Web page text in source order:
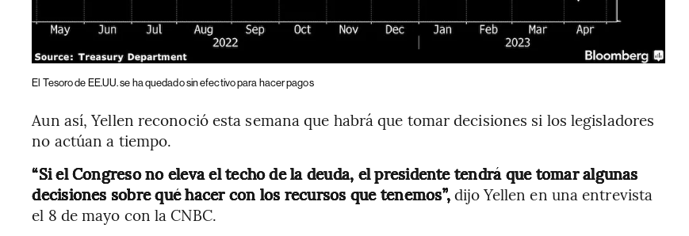
El Tesoro de EE.UU. se ha quedado sin efectivo para hacer pagos
Aun así, Yellen reconoció esta semana que habrá que tomar decisiones si los legisladores
no actúan a tiempo.
“Si el Congreso no eleva el techo de la deuda, el presidente tendrá que tomar algunas
decisiones sobre qué hacer con los recursos que tenemos”,dijo Yellen en una entrevista
el 8 de mayo con la CNBC.